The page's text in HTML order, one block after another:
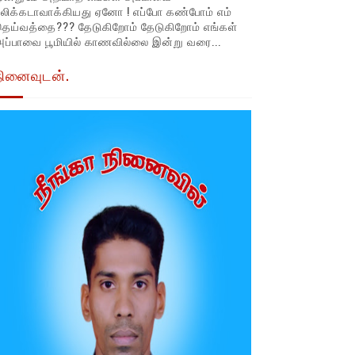
ஏனோ ! எப்போ கண்போம் எம்
தேடுகிறோம் தேடுகிறோம் எங்கள்
பூமியில் காணவில்லை இன்று வரை...